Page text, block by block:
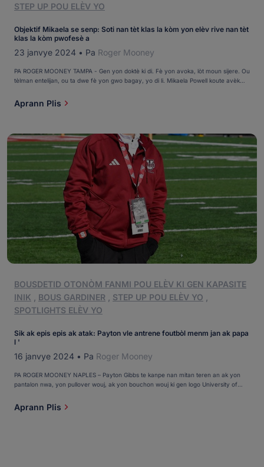
STEP UP POU ELÈV YO
Objektif Mikaela se senp: Soti nan tèt klas la kòm yon elèv rive nan tèt
klas la kòm pwofesè a
23 janvye 2024 • Pa Roger Mooney
PA ROGER MOONEY TAMPA - Gen yon doktè ki di. Fè yon avoka, lòt moun sijere. Ou
tèlman entelijan, ou ta dwe fè yon gwo bagay, yo di li. Mikaela Powell koute avèk
edikasyon ak yon karyè likratif. Sa yo pa konnen se [...]
Aprann Plis
BOUSDETID OTONÒM FANMI POU ELÈV KI GEN KAPASITE
INIK
BOUS GARDINER STEP UP POU ELÈV YO
SPOTLIGHTS ELÈV YO
Sik ak epis epis ak atak: Payton vle antrene foutbòl menm jan ak papa
l '
16 janvye 2024 • Pa Roger Mooney
PA ROGER MOONEY NAPLES – Payton Gibbs te kanpe nan mitan teren an ak yon
pantalon nwa, yon pullover wouj, ak yon bouchon wouj ki gen logo University of
ekip li a pandan warmups prematch. Apati tou, paske nan yon aprèmidi Novanm
nan Amherst, Massachusetts, […]
Aprann Plis